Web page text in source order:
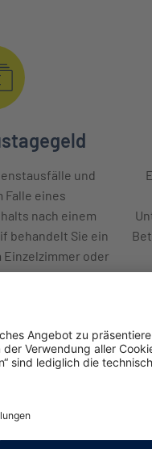
und
Falle eines
nach einem
behandelt Sie ein
Einzelzimmer oder
Operationen